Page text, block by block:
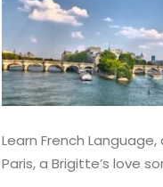
Learn French
Paris, a Brigitte’s love